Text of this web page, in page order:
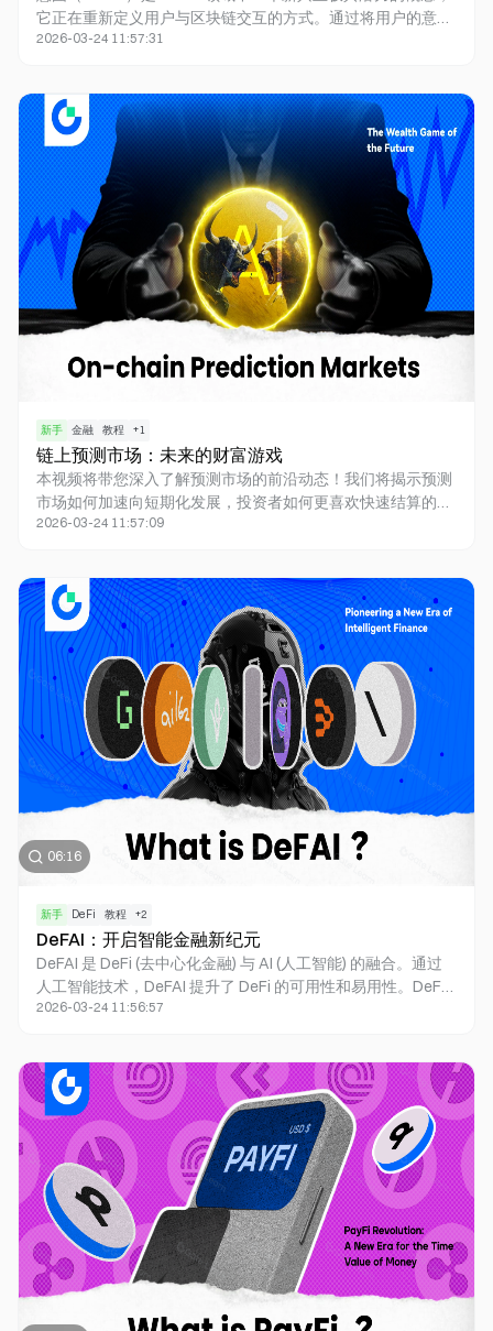
它正在重新定义用户与区块链交互的方式。通过将用户的意图
置于交互的核心，Web3 应用变得更加用户友好、高效且安
2026-03-24 11:57:31
0
新手 金融 教程 +1
链上预测市场：未来的财富游戏
本视频将带您深入了解预测市场的前沿动态！我们将揭示预测
市场如何加速向短期化发展，投资者如何更喜欢快速结算的交
易机会。您还将了解创新的模块化争议解决机制，这些机制如
与预测市场，不仅提高裁决效率，还能自动分析数据执行预测
策略！通过分析 Opinion Protocol、True Markets 和
Bettensor 等前沿项目，本视频将为您展示链上预测市场的无
限潜力与现实挑战，帮助您做出更明智的投资决策。无论您是
新手还是老手，这都是一次不容错过的链上预测市场探索之
旅！
2026-03-24 11:57:09
06:16
新手 DeFi 教程 +2
DeFAI：开启智能金融新纪元
DeFAI 是 DeFi (去中心化金融) 与 AI (人工智能) 的融合。通过
人工智能技术，DeFAI 提升了 DeFi 的可用性和易用性。DeFAI
通过智能化的工具和界面，不仅解决了 DeFi 系统的复杂性问
杂操作转变为智能、便捷的用户体验，开启智能化金融的新时
代。
2026-03-24 11:56:57